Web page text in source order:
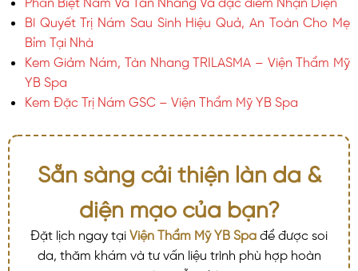
Bí Quyết Trị Nám Sau Sinh Hiệu Quả, An Toàn Cho Mẹ
Bỉm Tại Nhà
Kem Giảm Nám, Tàn Nhang TRILASMA – Viện Thẩm Mỹ
YB Spa
Kem Đặc Trị Nám GSC – Viện Thẩm Mỹ YB Spa
Sẵn sàng cải thiện làn da &
diện mạo của bạn?
Đặt lịch ngay tại Viện Thẩm Mỹ YB Spa để được soi
da, thăm khám và tư vấn liệu trình phù hợp hoàn